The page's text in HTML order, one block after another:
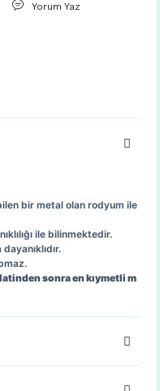
Yorum Yaz
bir metal olan rodyum ile
ile bilinmektedir.
sonra en kıymetli m